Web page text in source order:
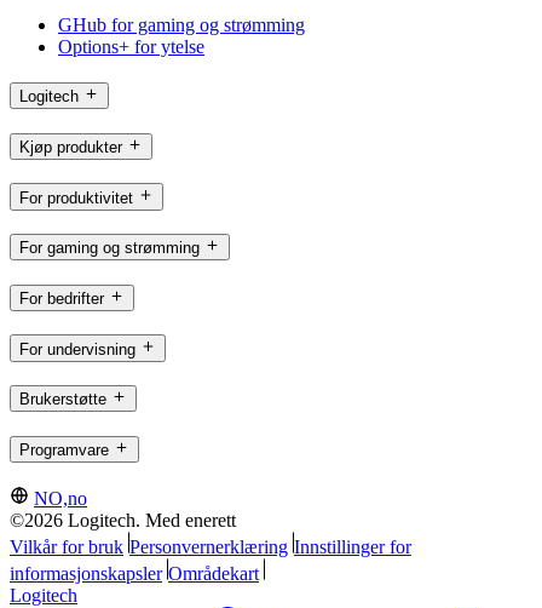
GHub for gaming og strømming
Options+ for ytelse
Logitech
Kjøp produkter
For produktivitet
For gaming og strømming
For bedrifter
For undervisning
Brukerstøtte
Programvare
NO,no
©2026 Logitech. Med enerett
Vilkår for bruk Personvernerklæring Innstillinger for
informasjonskapsler Områdekart
Logitech